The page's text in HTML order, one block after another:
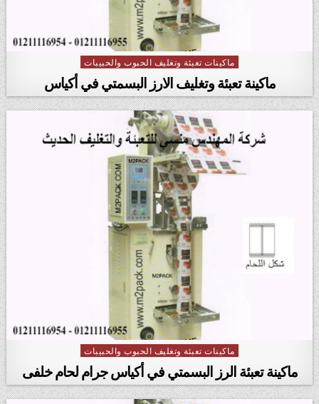
Posted in
ماكينات تعبئة وتغليف الحبوب والحبيبات
ماكينة تعبئة وتغليف الارز البسمتي في أكياس
Posted in
ماكينات تعبئة وتغليف الحبوب والحبيبات
ماكينة تعبئة الرز البسمتي في أكياس جرام لحام خلفى